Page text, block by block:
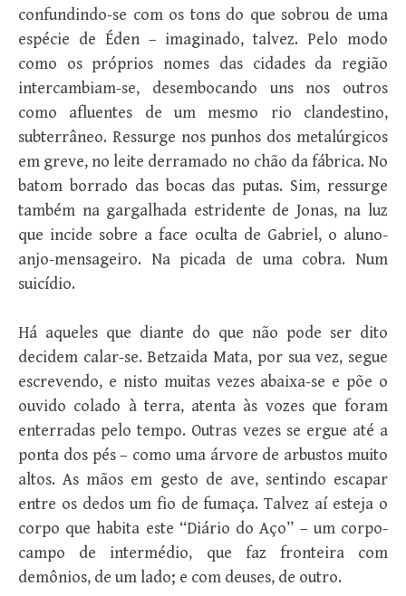
confundindo-se com os tons do que sobrou de uma
espécie de Éden – imaginado, talvez. Pelo modo
como os próprios nomes das cidades da região
intercambiam-se, desembocando uns nos outros
como afluentes de um mesmo rio clandestino,
subterrâneo. Ressurge nos punhos dos metalúrgicos
em greve, no leite derramado no chão da fábrica. No
batom borrado das bocas das putas. Sim, ressurge
também na gargalhada estridente de Jonas, na luz
que incide sobre a face oculta de Gabriel, o aluno-
anjo-mensageiro. Na picada de uma cobra. Num
suicídio.
Há aqueles que diante do que não pode ser dito
decidem calar-se. Betzaida Mata, por sua vez, segue
escrevendo, e nisto muitas vezes abaixa-se e põe o
ouvido colado à terra, atenta às vozes que foram
enterradas pelo tempo. Outras vezes se ergue até a
ponta dos pés – como uma árvore de arbustos muito
altos. As mãos em gesto de ave, sentindo escapar
entre os dedos um fio de fumaça. Talvez aí esteja o
corpo que habita este “Diário do Aço” – um corpo-
campo de intermédio, que faz fronteira com
demônios, de um lado; e com deuses, de outro.